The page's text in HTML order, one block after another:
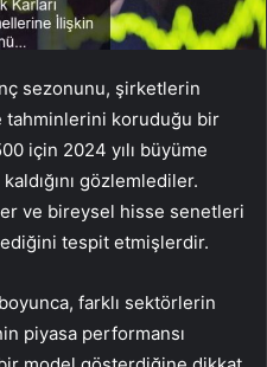
sezonunu, şirketlerin
tahminlerini koruduğu bir
için 2024 yılı büyüme
gözlemlediler.
ve bireysel hisse senetleri
tespit etmişlerdir.
farklı sektörlerin
piyasa performansı